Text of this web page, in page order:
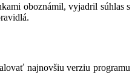
oboznámil, vyjadril súhlas s
najnovšiu verziu programu